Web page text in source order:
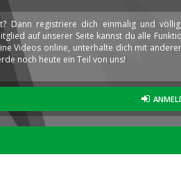
Dann registriere dich einmalig und
auf unserer Seite kannst du alle
Videos online, unterhalte dich mit
noch heute ein Teil von uns!